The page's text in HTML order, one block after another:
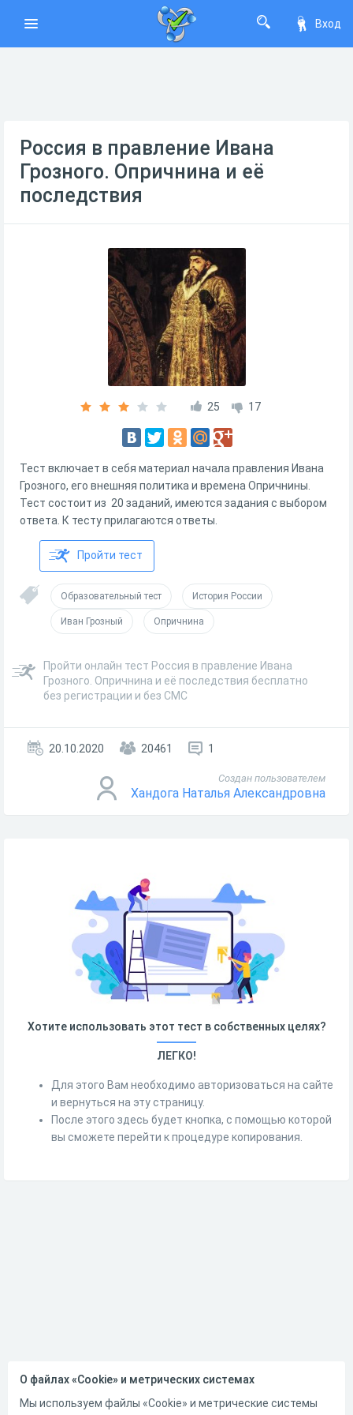
Вход
Россия в правление Ивана
Грозного. Опричнина и её
последствия
25 17
Тест включает в себя материал начала правления Ивана
Грозного, его внешняя политика и времена Опричнины.
Тест состоит из 20 заданий, имеются задания с выбором
ответа. К тесту прилагаются ответы.
Пройти тест
Образовательный тест История России
Иван Грозный Опричнина
Пройти онлайн тест Россия в правление Ивана
Грозного. Опричнина и её последствия бесплатно
без регистрации и без СМС
20.10.2020 20461 1
Создан пользователем
Хандога Наталья Александровна
Хотите использовать этот тест в собственных целях?
ЛЕГКО!
Для этого Вам необходимо авторизоваться на сайте
и вернуться на эту страницу.
После этого здесь будет кнопка, с помощью которой
вы сможете перейти к процедуре копирования.
О файлах «Cookie» и метрических системах
Мы используем файлы «Cookie» и метрические системы